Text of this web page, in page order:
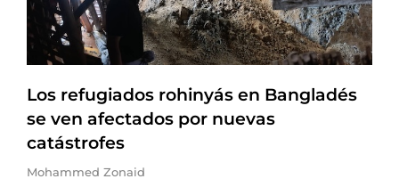
Los refugiados rohinyás en Bangladés
se ven afectados por nuevas
catástrofes
Mohammed Zonaid